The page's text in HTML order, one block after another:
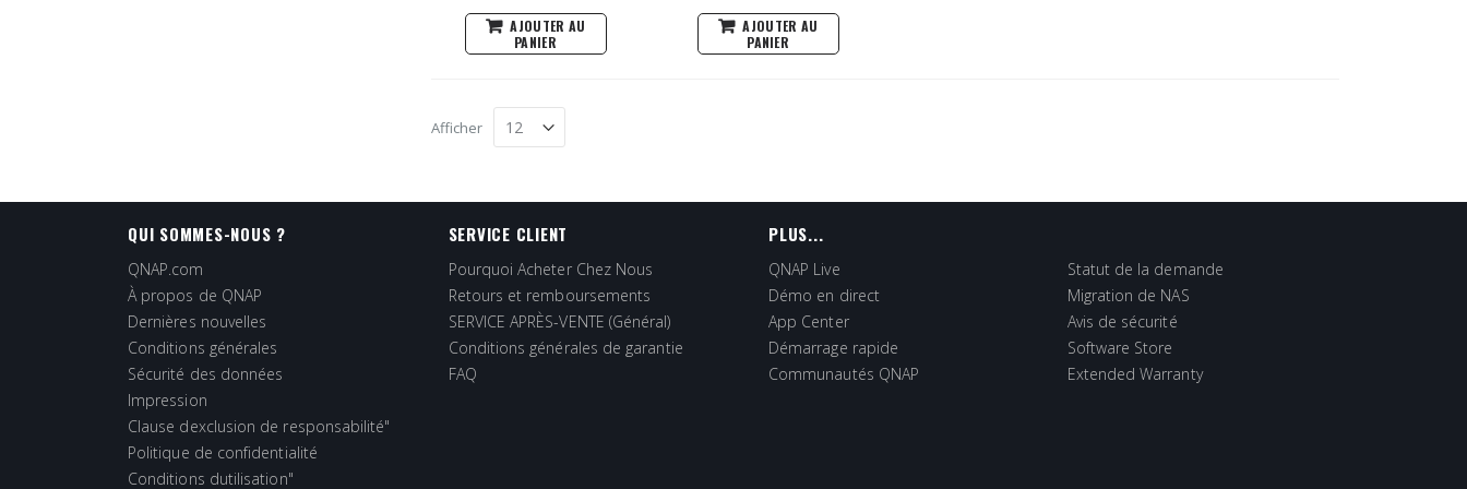
AJOUTER AU
PANIER
AJOUTER AU
PANIER
Afficher
QUI SOMMES-NOUS ?
QNAP.com
À propos de QNAP
Dernières nouvelles
Conditions générales
Sécurité des données
Impression
Clause dexclusion de responsabilité"
Politique de confidentialité
Conditions dutilisation"
SERVICE CLIENT
Pourquoi Acheter Chez Nous
Retours et remboursements
SERVICE APRÈS-VENTE (Général)
Conditions générales de garantie
FAQ
PLUS...
QNAP Live
Démo en direct
App Center
Démarrage rapide
Communautés QNAP
Statut de la demande
Migration de NAS
Avis de sécurité
Software Store
Extended Warranty